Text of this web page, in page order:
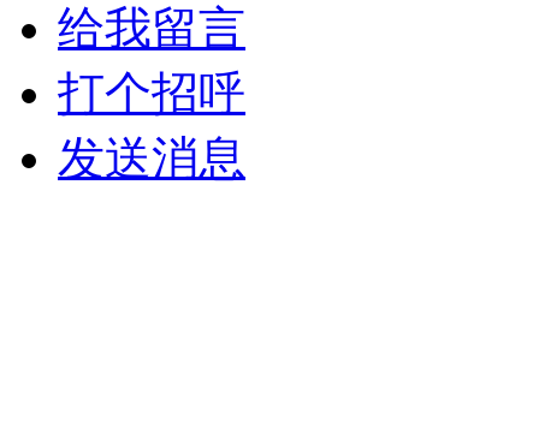
给我留言
打个招呼
发送消息